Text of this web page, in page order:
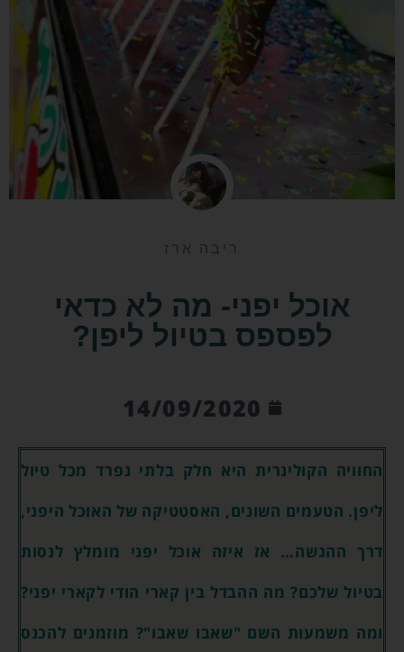
ריבה ארז
אוכל יפני- מה לא כדאי
לפספס בטיול ליפן?
14/09/2020
החוויה הקולינרית היא חלק בלתי נפרד מכל טיול
ליפן. הטעמים השונים, האסטטיקה של האוכל היפני,
דרך ההגשה… אז איזה אוכל יפני מומלץ לנסות
בטיול שלכם? מה ההבדל בין קארי הודי לקארי יפני?
ומה משמעות השם "שאבו שאבו"? מוזמנים להכנס